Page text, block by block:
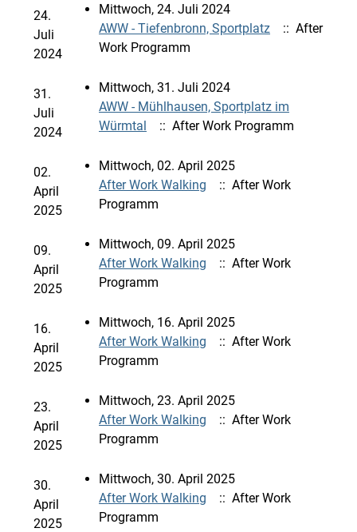
24.
Juli
2024
Mittwoch, 24. Juli 2024
AWW - Tiefenbronn, Sportplatz
:: After
Work Programm
31.
Juli
2024
Mittwoch, 31. Juli 2024
AWW - Mühlhausen, Sportplatz im
Würmtal
:: After Work Programm
02.
April
2025
Mittwoch, 02. April 2025
After Work Walking
:: After Work
Programm
09.
April
2025
Mittwoch, 09. April 2025
After Work Walking
:: After Work
Programm
16.
April
2025
Mittwoch, 16. April 2025
After Work Walking
:: After Work
Programm
23.
April
2025
Mittwoch, 23. April 2025
After Work Walking
:: After Work
Programm
30.
April
2025
Mittwoch, 30. April 2025
After Work Walking
:: After Work
Programm